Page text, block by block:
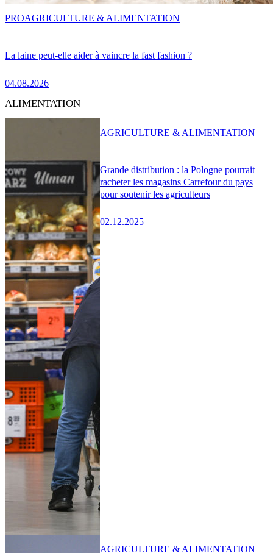
La laine peut-elle aider à vaincre la fast fashion ?
04.08.2026
PROAGRICULTURE & ALIMENTATION
ALIMENTATION
Grande distribution : la Pologne pourrait
racheter les magasins Carrefour du pays
pour soutenir les agriculteurs
02.12.2025
AGRICULTURE & ALIMENTATION
AGRICULTURE & ALIMENTATION